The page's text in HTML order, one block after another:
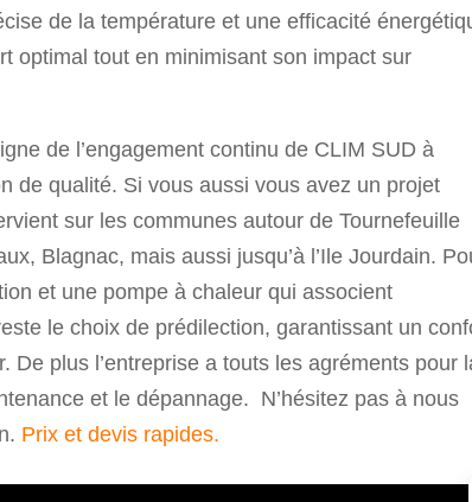
de la température et une efficacité
optimal tout en minimisant son impact sur
de l’engagement continu de CLIM SUD à
de qualité. Si vous aussi vous avez un projet
sur les communes autour de Tournefeuille
Blagnac, mais aussi jusqu’à l’Ile Jourdain.
et une pompe à chaleur qui associent
le choix de prédilection, garantissant un
De plus l’entreprise a touts les agréments pour
et le dépannage. N’hésitez pas à nous
Prix et devis rapides.